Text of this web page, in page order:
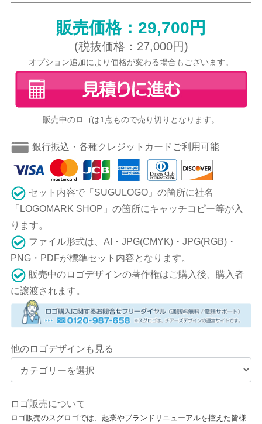
販売価格：29,700円
(税抜価格：27,000円)
オプション追加により価格が変わる場合もございます。
販売中のロゴは1点もので売り切りとなります。
銀行振込・各種クレジットカードご利用可能
セット内容で「SUGULOGO」の箇所に社名
「LOGOMARK SHOP」の箇所にキャッチコピー等が入
ります。
ファイル形式は、AI・JPG(CMYK)・JPG(RGB)・
PNG・PDFが標準セット内容となります。
販売中のロゴデザインの著作権はご購入後、購入者
に譲渡されます。
他のロゴデザインも見る
ロゴ販売について
ロゴ販売のスグロゴでは、起業やブランドリニューアルを控えた皆様